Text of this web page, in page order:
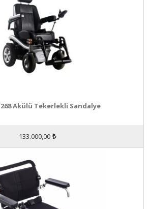
Akülü Tekerlekli Sandalye
133.000,00